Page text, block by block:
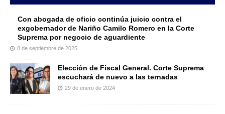
Con abogada de oficio continúa juicio contra el
exgobernador de Nariño Camilo Romero en la Corte
Suprema por negocio de aguardiente
8 de septiembre de 2025
Elección de Fiscal General. Corte Suprema
escuchará de nuevo a las ternadas
29 de enero de 2024